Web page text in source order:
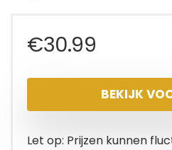
€30.99
BEKIJK
Let op: Prijzen kunnen